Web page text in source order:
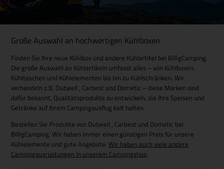
Große Auswahl an hochwertigen Kühlboxen
Finden Sie Ihre neue Kühlbox und andere Kühlartikel bei BilligCamping.
Die große Auswahl an Kühlartikeln umfasst alles – von Kühlboxen,
Kühltaschen und Kühlelementen bis hin zu Kühlschränken. Wir
verhandeln z.B. Outwell , Carbest und Dometic – diese Marken sind
dafür bekannt, Qualitätsprodukte zu entwickeln, die Ihre Speisen und
Getränke auf Ihrem Campingausflug kalt halten.
Bestellen Sie Produkte von Outwell , Carbest und Dometic bei
BilligCamping. Wir haben immer einen günstigen Preis für unsere
Kühlelemente und gute Angebote.Wir haben auch viele andere
Campingausrüstungen in unserem Campingshop